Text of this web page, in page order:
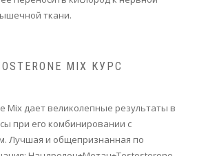
ткани.
MIX КУРС
Mix дает великолепные результаты в
при его комбинировании с
Лучшая и общепризнанная по